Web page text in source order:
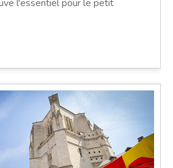
l'essentiel pour le petit